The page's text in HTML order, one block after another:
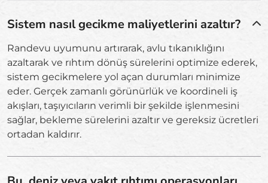
Sistem nasıl gecikme maliyetlerini azaltır?
Randevu uyumunu artırarak, avlu tıkanıklığını
azaltarak ve rıhtım dönüş sürelerini optimize ederek,
sistem gecikmelere yol açan durumları minimize
eder. Gerçek zamanlı görünürlük ve koordineli iş
akışları, taşıyıcıların verimli bir şekilde işlenmesini
sağlar, bekleme sürelerini azaltır ve gereksiz ücretleri
ortadan kaldırır.